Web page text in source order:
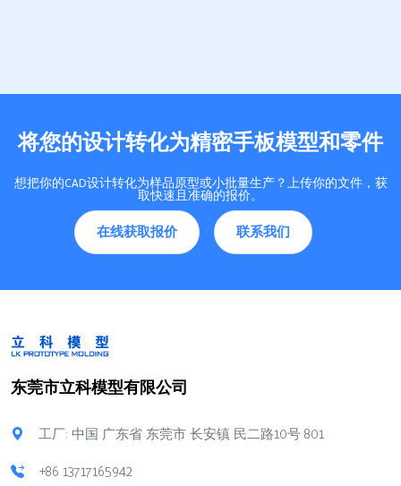
将您的设计转化为精密手板模型和零件
想把你的CAD设计转化为样品原型或小批量生产？上传你的文件，获
取快速且准确的报价。
在线获取报价 联系我们
东莞市立科模型有限公司
工厂: 中国 广东省 东莞市 长安镇 民二路10号 801
+86 13717165942